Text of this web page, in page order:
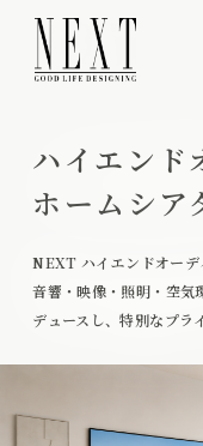
ハイエンド
ホームシア
NEXT ハイエンドオーデ
音響・映像・照明・空気
デュースし、特別なプラ